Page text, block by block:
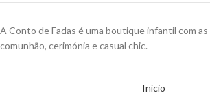
A Conto de Fadas é uma boutique infantil com as
comunhão, cerimónia e casual chic.
Início